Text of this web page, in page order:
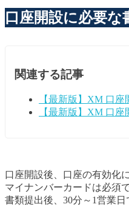
口座開設に必要な
関連する記事
【最新版】XM 口
【最新版】XM 口
口座開設後、口座の有効化
マイナンバーカードは必須
書類提出後、30分～1営業日